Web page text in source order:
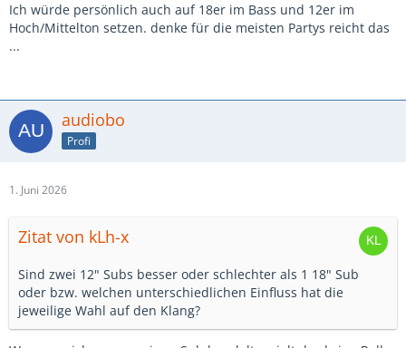
Ich würde persönlich auch auf 18er im Bass und 12er im
Hoch/Mittelton setzen. denke für die meisten Partys reicht das
...
audiobo
Profi
1. Juni 2026
Zitat von kLh-x
Sind zwei 12" Subs besser oder schlechter als 1 18" Sub
oder bzw. welchen unterschiedlichen Einfluss hat die
jeweilige Wahl auf den Klang?